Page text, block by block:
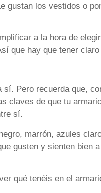
gustan los vestidos o
a la hora de
que hay que tener
Pero recuerda que,
claves de que tu
sí.
marrón, azules
gusten y sienten bien
qué tenéis en el